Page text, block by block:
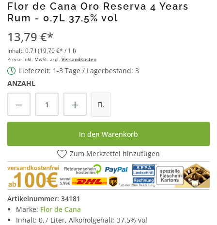
Flor de Cana Oro Reserva 4 Years
Rum - 0,7L 37,5% vol
13,79 €*
Inhalt:0.7 l (19,70 €* / 1 l)
Preise inkl. MwSt. zzgl. Versandkosten
Lieferzeit: 1-3 Tage / Lagerbestand: 3
ANZAHL
Produkt Anzahl: Gib den gewünschten
Fl.
In den Warenkorb
Zum Merkzettel hinzufügen
Artikelnummer: 34181
Marke: Flor de Cana
Inhalt: 0,7 Liter, Alkoholgehalt: 37,5% vol